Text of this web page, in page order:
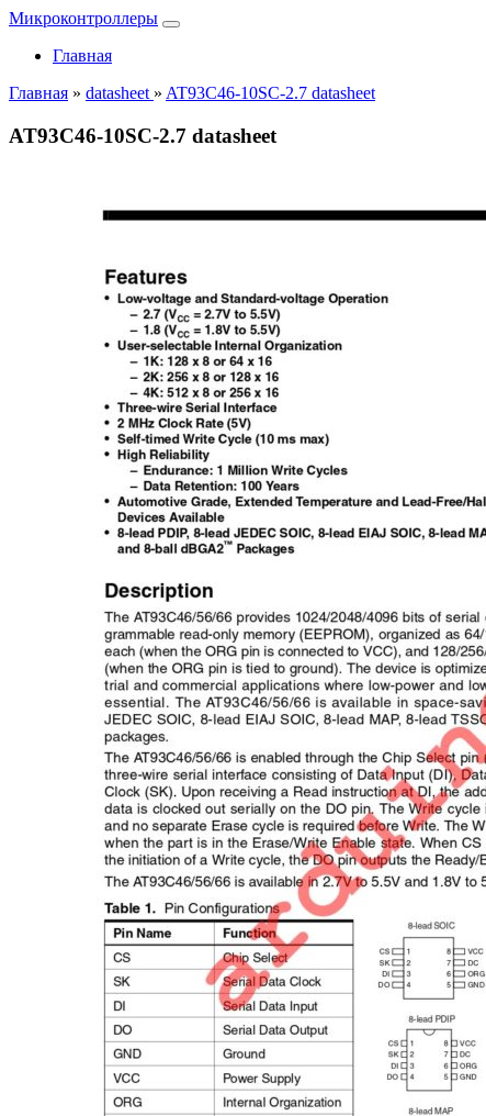
Микроконтроллеры
Главная
Главная » datasheet » AT93C46-10SC-2.7 datasheet
AT93C46-10SC-2.7 datasheet